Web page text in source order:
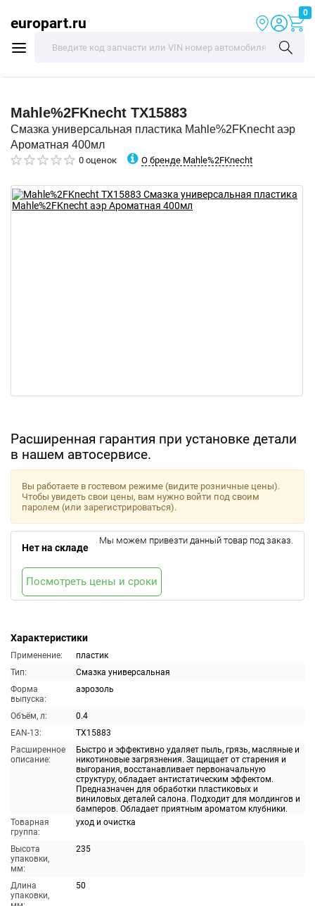
europart.ru
0
Mahle%2FKnecht TX15883
Смазка универсальная пластика Mahle%2FKnecht аэр
Ароматная 400мл
0 оценок О бренде Mahle%2FKnecht
Расширенная гарантия при установке детали
в нашем автосервисе.
Характеристики
Применение:
пластик
Тип:
Смазка универсальная
Форма
выпуска:
аэрозоль
Объём, л:
0.4
EAN-13:
TX15883
Расширенное
описание:
Быстро и эффективно удаляет пыль, грязь, масляные и
никотиновые загрязнения. Защищает от старения и
выгорания, восстанавливает первоначальную
структуру, обладает антистатическим эффектом.
Предназначен для обработки пластиковых и
виниловых деталей салона. Подходит для молдингов и
бамперов. Обладает приятным ароматом клубники.
Товарная
группа:
уход и очистка
Высота
упаковки,
мм:
235
Длина
упаковки,
50
Вы работаете в гостевом режиме (видите розничные цены).
Чтобы увидеть свои цены, вам нужно войти под своим
паролем (или зарегистрироваться).
Нет на складе
Мы можем привезти данный товар под заказ.
Посмотреть цены и сроки